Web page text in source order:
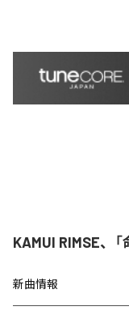
KAMUI RIMSE、
新曲情報